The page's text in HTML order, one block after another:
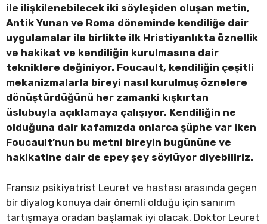
ile ilişkilenebilecek iki söyleşiden oluşan metin,
Antik Yunan ve Roma döneminde kendiliğe dair
uygulamalar ile birlikte ilk Hristiyanlıkta öznellik
ve hakikat ve kendiliğin kurulmasına dair
tekniklere değiniyor. Foucault, kendiliğin çeşitli
mekanizmalarla bireyi nasıl kurulmuş öznelere
dönüştürdüğünü her zamanki kışkırtan
üslubuyla açıklamaya çalışıyor. Kendiliğin ne
olduğuna dair kafamızda onlarca şüphe var iken
Foucault’nun bu metni bireyin bugününe ve
hakikatine dair de epey şey söylüyor diyebiliriz.
Fransız psikiyatrist Leuret ve hastası arasında geçen
bir diyalog konuya dair önemli olduğu için sanırım
tartışmaya oradan başlamak iyi olacak. Doktor Leuret